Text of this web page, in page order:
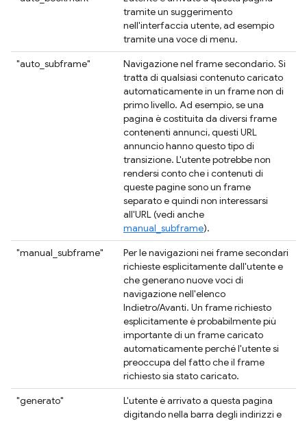
tramite un suggerimento
nell'interfaccia utente, ad esempio
tramite una voce di menu.
"auto_subframe"
Navigazione nel frame secondario. Si
tratta di qualsiasi contenuto caricato
automaticamente in un frame non di
primo livello. Ad esempio, se una
pagina è costituita da diversi frame
contenenti annunci, questi URL
annuncio hanno questo tipo di
transizione. L'utente potrebbe non
rendersi conto che i contenuti di
queste pagine sono un frame
separato e quindi non interessarsi
all'URL (vedi anche
manual_subframe).
"manual_subframe"
Per le navigazioni nei frame secondari
richieste esplicitamente dall'utente e
che generano nuove voci di
navigazione nell'elenco
Indietro/Avanti. Un frame richiesto
esplicitamente è probabilmente più
importante di un frame caricato
automaticamente perché l'utente si
preoccupa del fatto che il frame
richiesto sia stato caricato.
"generato"
L'utente è arrivato a questa pagina
digitando nella barra degli indirizzi e